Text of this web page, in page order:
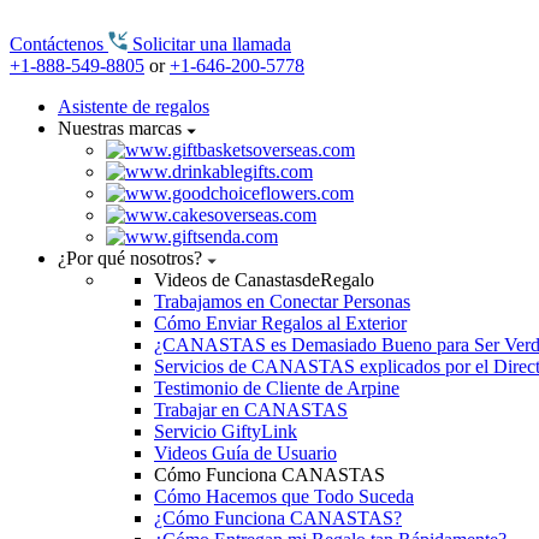
Contáctenos
Solicitar una llamada
+1-888-549-8805 or+1-646-200-5778
Asistente de regalos
Nuestras marcas
¿Por qué nosotros?
Videos de CanastasdeRegalo
Trabajamos en Conectar Personas
Cómo Enviar Regalos al Exterior
¿CANASTAS es Demasiado Bueno para Ser
Servicios de CANASTAS explicados por el
Testimonio de Cliente de Arpine
Trabajar en CANASTAS
Servicio GiftyLink
Videos Guía de Usuario
Cómo Funciona CANASTAS
Cómo Hacemos que Todo Suceda
¿Cómo Funciona CANASTAS?